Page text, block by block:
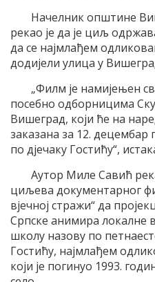
Начелник општине
рекао је да је циљ
да се најмлађем
додијели улица у
„Филм је намијењен
посебно одборницима
Вишеград, који ће на
заказана за 12.
по дјечаку Гостићу“,
Аутор Миле Савић
циљева документарног
вјечној стражи“ да
Српске анимира локалне
школу назову по
Гостићу, најмлађем
који је погинуо 1993.